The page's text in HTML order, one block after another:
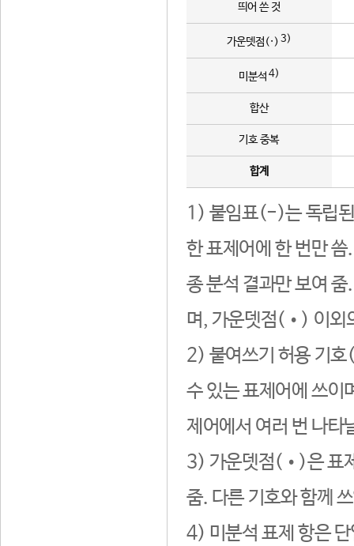
띄어 쓴 것
가운뎃점(·) 3)
미분석 4)
합산
기호 중복
합계
1) 붙임표(-)는 독립된
한 표제어에 한 번만
종 분석 결과만 보여
며, 가운뎃점(•) 이외
2) 붙여쓰기 허용 기호
수 있는 표제어에 쓰이
제어에서 여러 번 나타
3) 가운뎃점(•)은 표
줌. 다른 기호와 함께
4) 미분석 표제 항은